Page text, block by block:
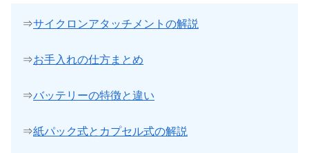
⇒サイクロンアタッチメントの解説
⇒お手入れの仕方まとめ
⇒バッテリーの特徴と違い
⇒紙パック式とカプセル式の解説